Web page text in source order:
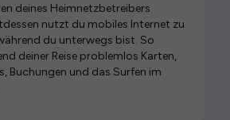
deines Heimnetzbetreibers
nutzt du mobiles Internet zu
du unterwegs bist. So
deiner Reise problemlos Karten,
Buchungen und das Surfen im